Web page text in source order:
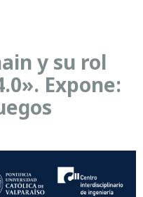
y su rol
Expone: